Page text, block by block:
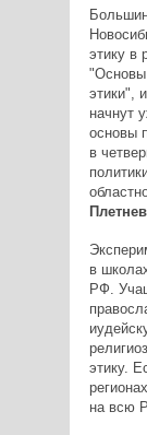
этику в
"Основы
этики",
начнут
основы
в
в
РФ.
этику.
на всю